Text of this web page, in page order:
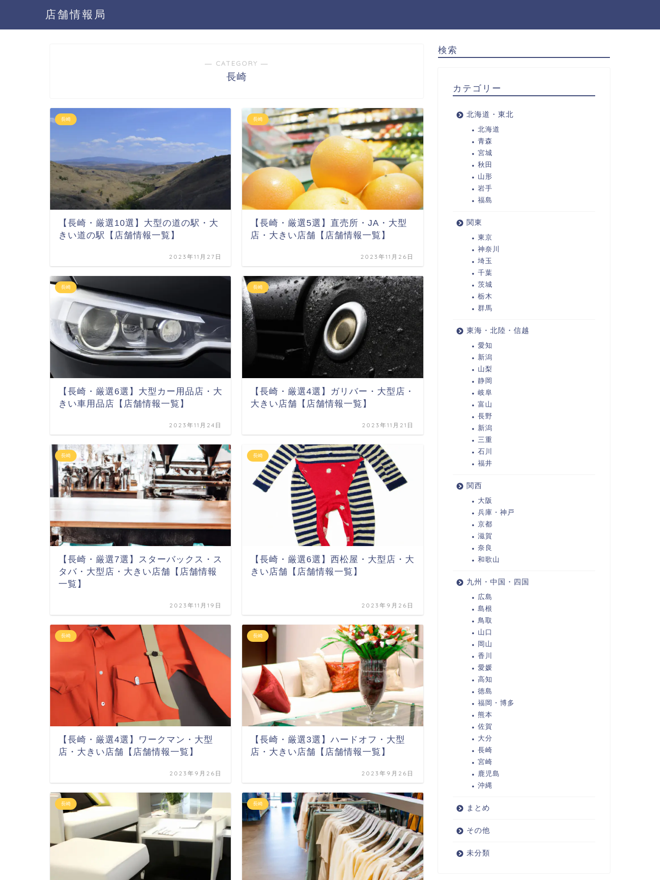
店舗情報局
― CATEGORY ―
長崎
長崎
【長崎・厳選10選】大型の道の駅・大
きい道の駅【店舗情報一覧】
2023年11月27日
長崎
【長崎・厳選5選】直売所・JA・大型
店・大きい店舗【店舗情報一覧】
2023年11月26日
長崎
【長崎・厳選6選】大型カー用品店・大
きい車用品店【店舗情報一覧】
2023年11月24日
長崎
【長崎・厳選4選】ガリバー・大型店・
大きい店舗【店舗情報一覧】
2023年11月21日
長崎
【長崎・厳選7選】スターバックス・ス
タバ・大型店・大きい店舗【店舗情報
一覧】
2023年11月19日
長崎
【長崎・厳選6選】西松屋・大型店・大
きい店舗【店舗情報一覧】
2023年9月26日
長崎
【長崎・厳選4選】ワークマン・大型
店・大きい店舗【店舗情報一覧】
2023年9月26日
長崎
【長崎・厳選3選】ハードオフ・大型
店・大きい店舗【店舗情報一覧】
2023年9月26日
長崎 長崎
検索
カテゴリー
北海道・東北
北海道
青森
宮城
秋田
山形
岩手
福島
関東
東京
神奈川
埼玉
千葉
茨城
栃木
群馬
東海・北陸・信越
愛知
新潟
山梨
静岡
岐阜
富山
長野
新潟
三重
石川
福井
関西
大阪
兵庫・神戸
京都
滋賀
奈良
和歌山
九州・中国・四国
広島
島根
鳥取
山口
岡山
香川
愛媛
高知
徳島
福岡・博多
熊本
佐賀
大分
長崎
宮崎
鹿児島
沖縄
まとめ
その他
未分類